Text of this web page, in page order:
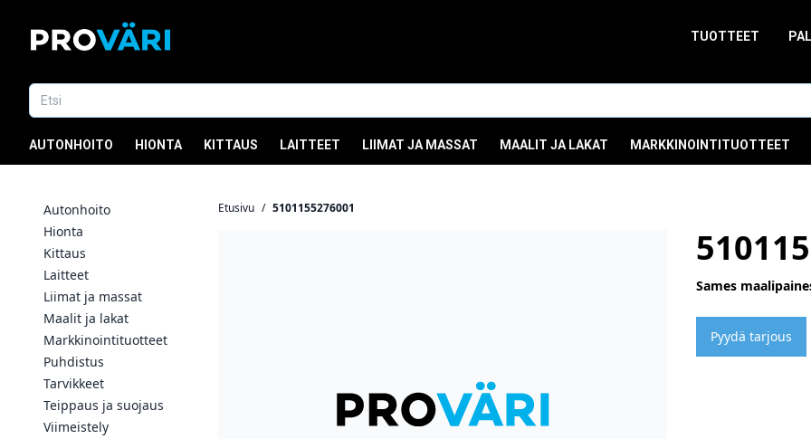
TUOTTEET
AUTONHOITO HIONTA KITTAUS LAITTEET LIIMAT JA MASSAT MAALIT JA LAKAT MARKKINOINTITUOTTEET
Autonhoito
Hionta
Kittaus
Laitteet
Liimat ja massat
Maalit ja lakat
Markkinointituotteet
Puhdistus
Tarvikkeet
Teippaus ja suojaus
Viimeistely
Etusivu / 5101155276001
Sames
Pyydä tarjous